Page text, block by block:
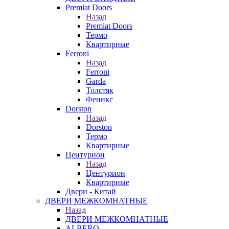
Premiat Doors
Назад
Premiat Doors
Термо
Квартирные
Ferroni
Назад
Ferroni
Garda
Толстяк
Феникс
Dorston
Назад
Dorston
Термо
Квартирные
Центурион
Назад
Центурион
Квартирные
Двери - Китай
ДВЕРИ МЕЖКОМНАТНЫЕ
Назад
ДВЕРИ МЕЖКОМНАТНЫЕ